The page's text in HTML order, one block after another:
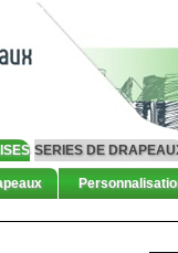
SERIES DE